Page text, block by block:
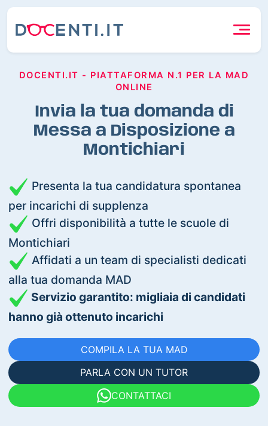
DOCENTI.IT - PIATTAFORMA N.1 PER LA MAD
ONLINE
Invia la tua domanda di
Messa a Disposizione a
Montichiari
Presenta la tua candidatura spontanea
per incarichi di supplenza
Offri disponibilità a tutte le scuole di
Montichiari
Affidati a un team di specialisti dedicati
alla tua domanda MAD
Servizio garantito: migliaia di candidati
hanno già ottenuto incarichi
COMPILA LA TUA MAD
PARLA CON UN TUTOR
CONTATTACI